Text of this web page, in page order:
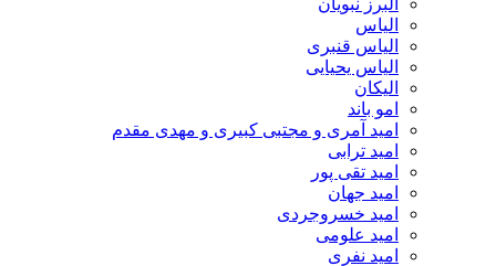
الیاس قنبرى
الیاس یحیایی
امو باند
امید آمری و مجتبی کبیری و مهدى مقدم
امید ترابی
امید تقی پور
امید جهان
امید خسروجردی
امید علومی
امید نفری